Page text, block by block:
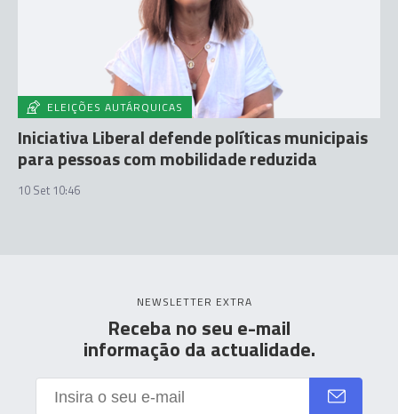
ELEIÇÕES AUTÁRQUICAS
Iniciativa Liberal defende políticas municipais
para pessoas com mobilidade reduzida
10 Set 10:46
NEWSLETTER EXTRA
Receba no seu e-mail
informação da actualidade.